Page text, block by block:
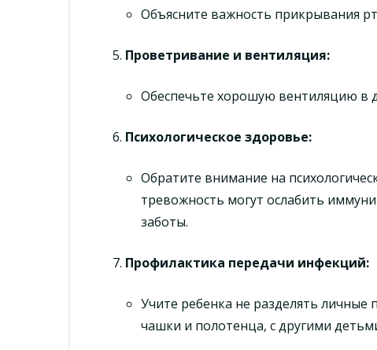
Объясните важность прикрывания
Проветривание и вентиляция:
Обеспечьте хорошую вентиляцию в
Психологическое здоровье:
Обратите внимание на
тревожность могут ослабить
заботы.
Профилактика передачи инфекций:
Учите ребенка не разделять
чашки и полотенца, с другими